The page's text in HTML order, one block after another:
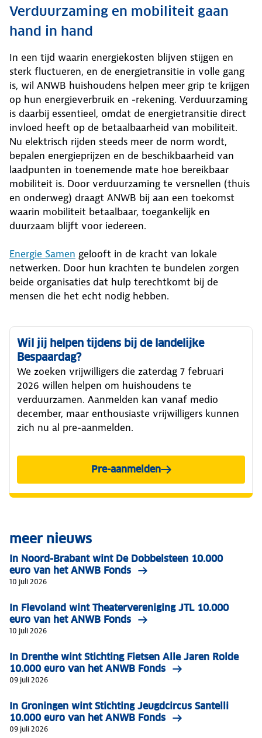
Verduurzaming en mobiliteit gaan
hand in hand
In een tijd waarin energiekosten blijven stijgen en
sterk fluctueren, en de energietransitie in volle gang
is, wil ANWB huishoudens helpen meer grip te krijgen
op hun energieverbruik en -rekening. Verduurzaming
is daarbij essentieel, omdat de energietransitie direct
invloed heeft op de betaalbaarheid van mobiliteit.
Nu elektrisch rijden steeds meer de norm wordt,
bepalen energieprijzen en de beschikbaarheid van
laadpunten in toenemende mate hoe bereikbaar
mobiliteit is. Door verduurzaming te versnellen (thuis
en onderweg) draagt ANWB bij aan een toekomst
waarin mobiliteit betaalbaar, toegankelijk en
duurzaam blijft voor iedereen.
Energie Samen gelooft in de kracht van lokale
netwerken. Door hun krachten te bundelen zorgen
beide organisaties dat hulp terechtkomt bij de
mensen die het echt nodig hebben.
Wil jij helpen tijdens bij de landelijke
Bespaardag?
We zoeken vrijwilligers die zaterdag 7 februari
2026 willen helpen om huishoudens te
verduurzamen. Aanmelden kan vanaf medio
december, maar enthousiaste vrijwilligers kunnen
zich nu al pre-aanmelden.
Pre-aanmelden
meer nieuws
In Noord-Brabant wint De Dobbelsteen 10.000
euro van het ANWB Fonds
10 juli 2026
In Flevoland wint Theatervereniging JTL 10.000
euro van het ANWB Fonds
10 juli 2026
In Drenthe wint Stichting Fietsen Alle Jaren Rolde
10.000 euro van het ANWB Fonds
09 juli 2026
In Groningen wint Stichting Jeugdcircus Santelli
10.000 euro van het ANWB Fonds
09 juli 2026